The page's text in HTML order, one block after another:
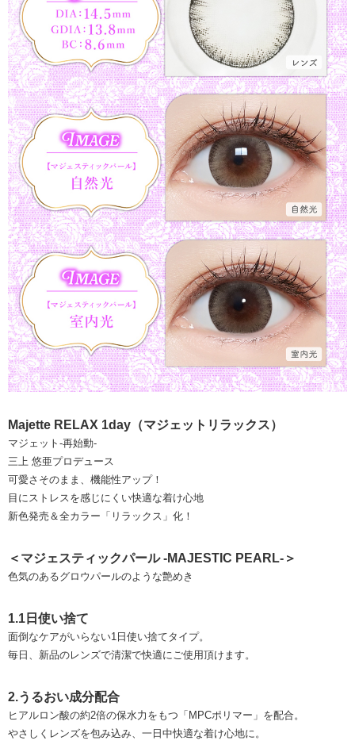
Majette RELAX 1day（マジェットリラックス）
マジェット-再始動-
三上 悠亜プロデュース
可愛さそのまま、機能性アップ！
目にストレスを感じにくい快適な着け心地
新色発売＆全カラー「リラックス」化！
＜マジェスティックパール -MAJESTIC PEARL-＞
色気のあるグロウパールのような艶めき
1.1日使い捨て
面倒なケアがいらない1日使い捨てタイプ。
毎日、新品のレンズで清潔で快適にご使用頂けます。
2.うるおい成分配合
ヒアルロン酸の約2倍の保水力をもつ「MPCポリマー」を配合。
やさしくレンズを包み込み、一日中快適な着け心地に。